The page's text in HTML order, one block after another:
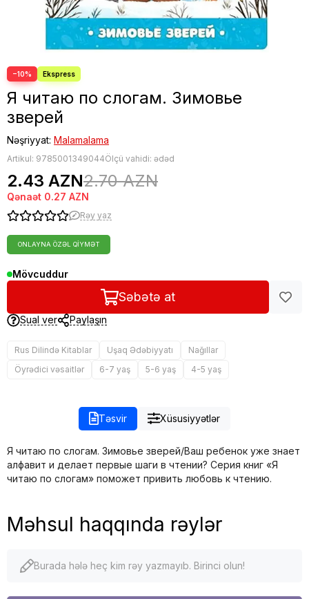
−10%
Я читаю по слогам. Зимовье
зверей
Nəşriyyat: Malamalama
Artikul: 9785001349044Ölçü vahidi: ədəd
2.43 AZN2.70 AZN
Qənaət 0.27 AZN
Rəy yaz
ONLAYNA ÖZƏL QIYMƏT
Mövcuddur
Səbətə at
Sual ver Paylaşın
Rus Dilində Kitablar Uşaq Ədəbiyyatı
Nağıllar
Öyrədici vəsaitlər
6-7 yaş 5-6 yaş 4-5 yaş
Təsvir Xüsusiyyətlər
Я читаю по слогам. Зимовье зверей/Ваш ребенок уже знает
алфавит и делает первые шаги в чтении? Серия книг «Я
читаю по слогам» поможет привить любовь к чтению.
Məhsul haqqında rəylər
Burada hələ heç kim rəy yazmayıb. Birinci olun!